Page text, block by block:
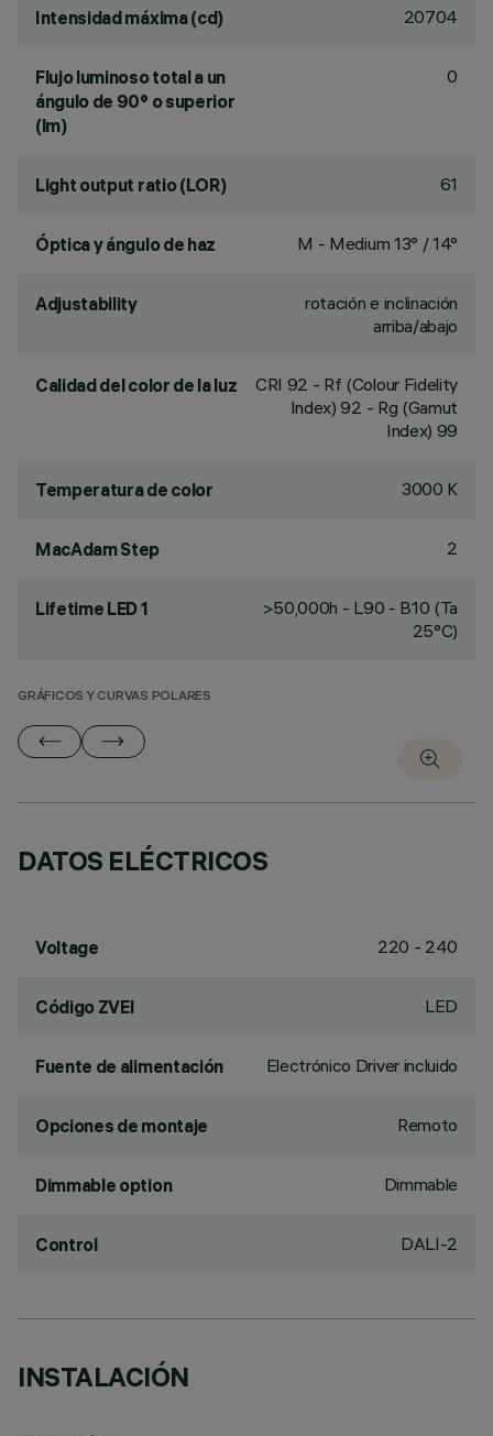
Intensidad máxima (cd) 20704
Flujo luminoso total a un
ángulo de 90° o superior
(lm)
0
Light output ratio (LOR) 61
Óptica y ángulo de haz M - Medium 13° / 14°
Adjustability
rotación e inclinación
arriba/abajo
Calidad del color de la luz CRI 92 - Rf (Colour Fidelity
Index) 92 - Rg (Gamut
Index) 99
Temperatura de color 3000 K
MacAdam Step 2
Lifetime LED 1
>50,000h - L90 - B10 (Ta
25°C)
GRÁFICOS Y CURVAS POLARES
DATOS ELÉCTRICOS
Voltage 220 - 240
Código ZVEI LED
Fuente de alimentación Electrónico Driver incluido
Opciones de montaje Remoto
Dimmable option Dimmable
Control DALI-2
INSTALACIÓN